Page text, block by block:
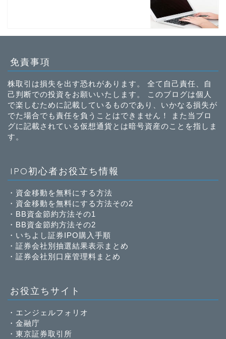
免責事項
株取引は損失を出す恐れがあります。 全て自己責任、自
己判断での投資をお願いいたします。 このブログは個人
で楽しむために記載しているものであり、いかなる損失が
でた場合でも責任を負うことはできません！ また当ブロ
グに記載されている仮想通貨とは暗号資産のことを指しま
す。
IPO初心者お役立ち情報
・ 資金移動を無料にする方法
・ 資金移動を無料にする方法その2
・ BB資金節約方法その1
・ BB資金節約方法その2
・ いちよし証券IPO購入手順
・ 証券会社別抽選結果表示まとめ
・ 証券会社別口座管理料まとめ
お役立ちサイト
・ エンジェルフォリオ
・ 金融庁
・ 東京証券取引所